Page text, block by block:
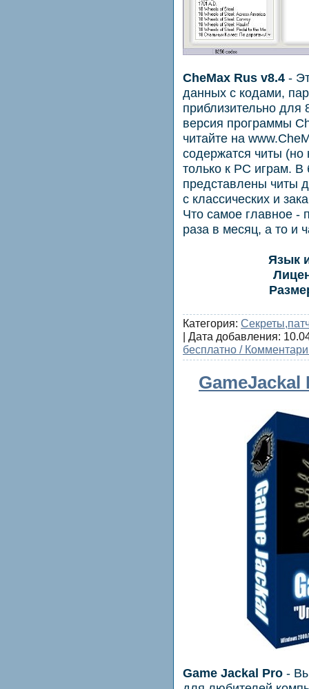
CheMax Rus v8.4 -
данных с кодами,
приблизительно для
версия программы
читайте на
содержатся читы
только к PC играм.
представлены читы
с классических и
Что самое главное -
раза в месяц, а то и
Язык
Категория:
| Дата добавления:
бесплатно /
GameJackal
Game Jackal Pro -